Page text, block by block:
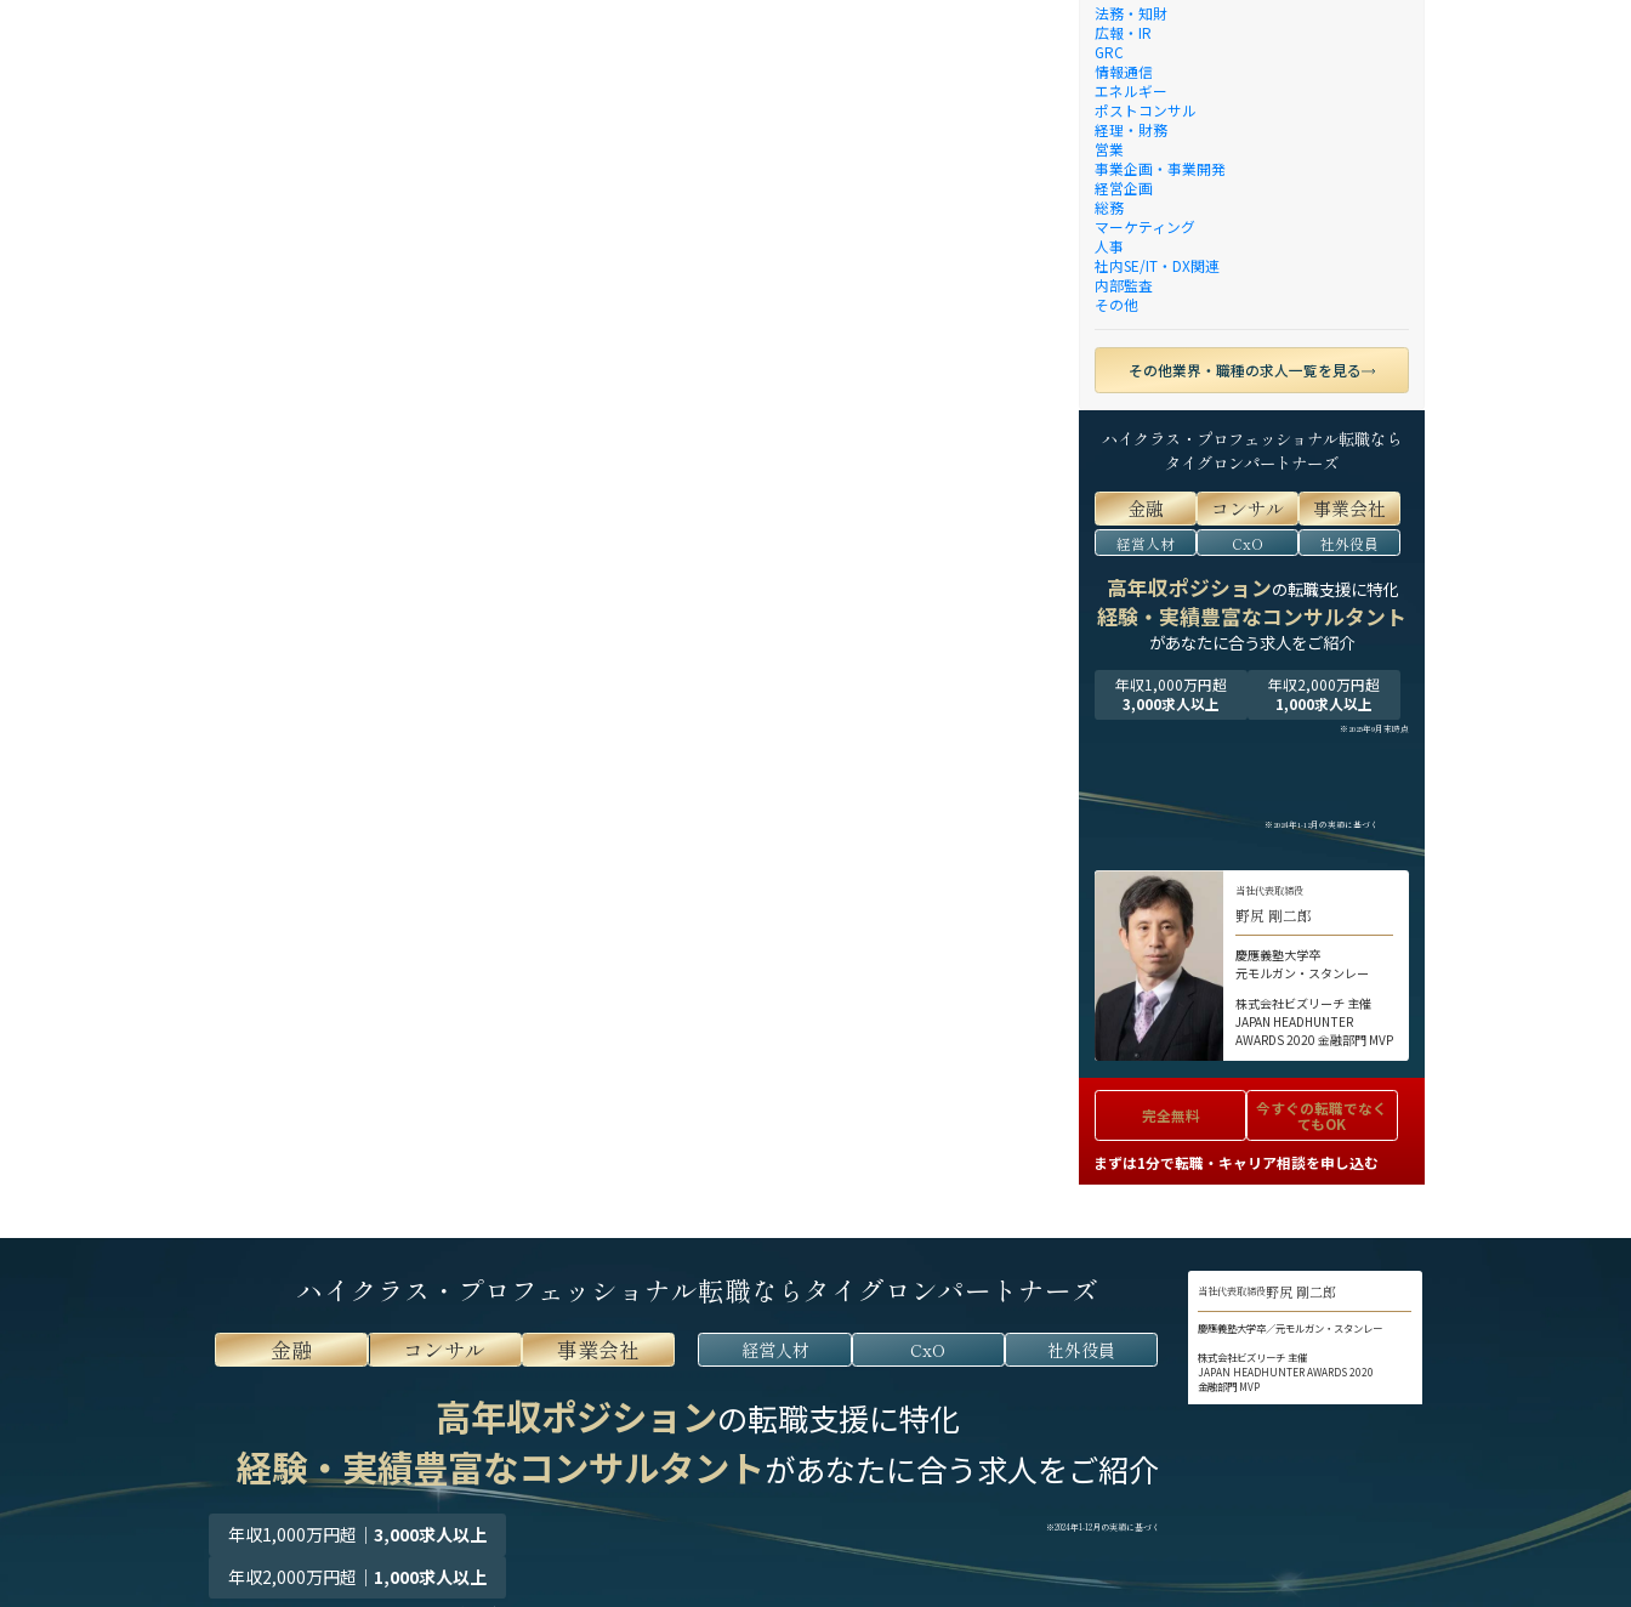
法務・知財
広報・IR
GRC
情報通信
エネルギー
ポストコンサル
経理・財務
営業
事業企画・事業開発
経営企画
総務
マーケティング
人事
社内SE/IT・DX関連
内部監査
その他
その他業界・職種の求人一覧を見る
ハイクラス・プロフェッショナル転職なら
タイグロンパートナーズ
金融 コンサル 事業会社
経営人材 CxO 社外役員
高年収ポジションの転職支援に特化
経験・実績豊富なコンサルタント
があなたに合う求人をご紹介
年収1,000万円超
3,000求人以上
年収2,000万円超
1,000求人以上
※2025年9月末時点
※2024年1-12月の実績に基づく
当社代表取締役
野尻 剛二郎
慶應義塾大学卒
元モルガン・スタンレー
株式会社ビズリーチ 主催
JAPAN HEADHUNTER
AWARDS 2020 金融部門 MVP
完全無料 今すぐの転職でなく
てもOK
まずは1分で転職・キャリア相談を申し込む
ハイクラス・プロフェッショナル転職ならタイグロンパートナーズ
金融 コンサル 事業会社 経営人材 CxO 社外役員
高年収ポジションの転職支援に特化
経験・実績豊富なコンサルタントがあなたに合う求人をご紹介
年収1,000万円超 ｜3,000求人以上
年収2,000万円超 ｜ 1,000求人以上
※2024年1-12月の実績に基づく
当社代表取締役野尻 剛二郎
慶應義塾大学卒／元モルガン・スタンレー
株式会社ビズリーチ 主催
JAPAN HEADHUNTER AWARDS 2020
金融部門 MVP